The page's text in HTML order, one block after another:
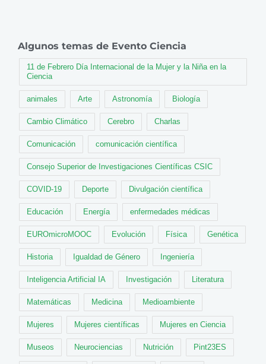
Algunos temas de Evento Ciencia
11 de Febrero Día Internacional de la Mujer y la Niña en la
Ciencia
animales Arte Astronomía Biología
Cambio Climático Cerebro Charlas
Comunicación comunicación científica
Consejo Superior de Investigaciones Científicas CSIC
COVID-19 Deporte Divulgación científica
Educación Energía enfermedades médicas
EUROmicroMOOC Evolución Física Genética
Historia Igualdad de Género Ingeniería
Inteligencia Artificial IA Investigación Literatura
Matemáticas Medicina Medioambiente
Mujeres Mujeres científicas Mujeres en Ciencia
Museos Neurociencias Nutrición Pint23ES